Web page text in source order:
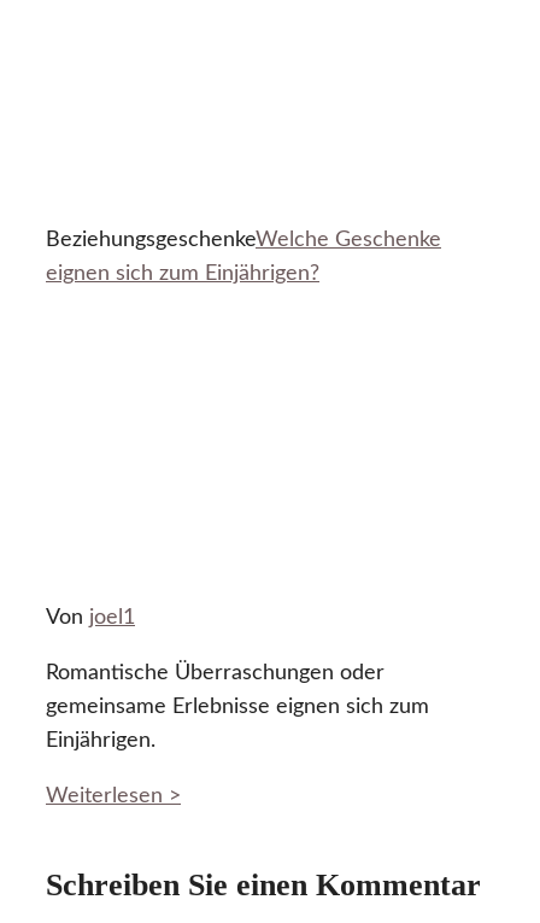
BeziehungsgeschenkeWelche Geschenke
eignen sich zum Einjährigen?
Von joel1
Romantische Überraschungen oder
gemeinsame Erlebnisse eignen sich zum
Einjährigen.
Weiterlesen >
Schreiben Sie einen Kommentar